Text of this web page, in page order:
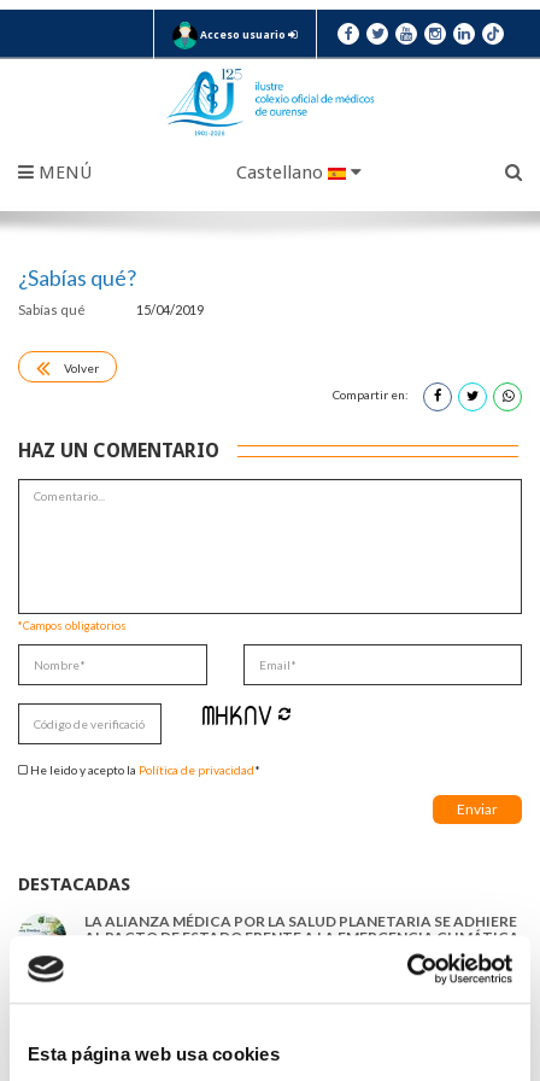
Esta página web usa cookies
Acceso usuario
MENÚ Castellano
¿Sabías qué?
Sabías qué 15/04/2019
Volver
Compartir en:
HAZ UN COMENTARIO
*Campos obligatorios
He leido y acepto la Política de privacidad*
DESTACADAS
LA ALIANZA MÉDICA POR LA SALUD PLANETARIA SE ADHIERE
AL PACTO DE ESTADO FRENTE A LA EMERGENCIA CLIMÁTICA
PREMIOS DE LA REAL ACADEMIA DE MEDICINA DE GALICIA